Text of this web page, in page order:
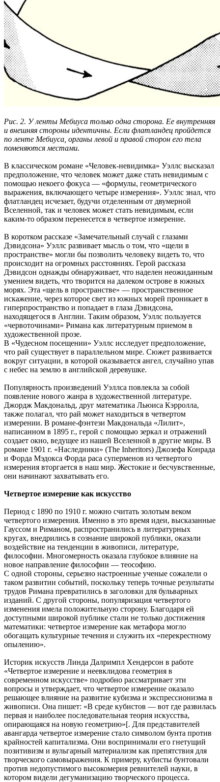
Рис. 2. У ленты Мебиуса только одна сторона. Ее внутренняя
и внешняя стороны идентичны. Если флатландец пройдется
по ленте Мебиуса, органы левой и правой сторон его тела
поменяются местами.
В классическом романе «Человек-невидимка» Уэллс высказал
предположение, что человек может даже стать невидимым с
помощью некоего фокуса — «формулы, геометрического
выражения, включающего четыре измерения». Уэллс знал, что
флатландец исчезает, будучи отделенным от двумерной
Вселенной, так и человек может стать невидимым, если
каким-то образом перенесется в четвертое измерение.
В коротком рассказе «Замечательный случай с глазами
Дэвидсона» Уэллс развивает мысль о том, что «щели в
пространстве» могли бы позволить человеку видеть то, что
происходит на огромных расстояниях. Герой рассказа
Дэвидсон однажды обнаруживает, что наделен неожиданным
умением видеть, что творится на далеком острове в южных
морях. Эта «щель в пространстве» — пространственное
искажение, через которое свет из южных морей проникает в
гиперпространство и попадает в глаза Дэвидсона,
находящегося в Англии. Таким образом, Уэллс пользуется
«червоточинами» Римана как литературным приемом в
художественной прозе.
В «Чудесном посещении» Уэллс исследует предположение,
что рай существует в параллельном мире. Сюжет развивается
вокруг ситуации, в которой оказывается ангел, случайно упав
с небес на землю в английской деревушке.
Популярность произведений Уэллса повлекла за собой
появление нового жанра в художественной литературе.
Джордж Макдональд, друг математика Льюиса Кэрролла,
также полагал, что рай может находиться в четвертом
измерении. В романе-фэнтези Макдональда «Лилит»,
написанном в 1895 г., герой с помощью зеркал и отражений
создает окно, ведущее из нашей Вселенной в другие миры. В
романе 1901 г. «Наследники» (The Inheritors) Джозефа Конрада
и Форда Мэдокса Форда раса суперменов из четвертого
измерения вторгается в наш мир. Жестокие и бесчувственные,
они начинают захватывать его.
Четвертое измерение как искусство
Период с 1890 по 1910 г. можно считать золотым веком
четвертого измерения. Именно в это время идеи, высказанные
Гауссом и Риманом, распространились в литературных
кругах, внедрились в сознание широкой публики, оказали
воздействие на тенденции в живописи, литературе,
философии. Многомерность оказала глубокое влияние на
новое направление философии — теософию.
С одной стороны, серьезно настроенные ученые сожалели о
таком развитии событий, поскольку теперь точные результаты
трудов Римана превратились в заголовки для бульварных
изданий. С другой стороны, популяризация четвертого
изменения имела положительную сторону. Благодаря ей
доступными широкой публике стали не только достижения
математики: четвертое измерение как метафора могло
обогащать культурные течения и служить их «перекрестному
опылению».
Историк искусств Линда Далримпл Хендерсон в работе
«Четвертое измерение и неевклидова геометрия в
современном искусстве» подробно рассматривает эти
вопросы и утверждает, что четвертое измерение оказало
решающее влияние на развитие кубизма и экспрессионизма в
живописи. Она пишет: «В среде кубистов — вот где развилась
первая и наиболее последовательная теория искусства,
опирающаяся на новую геометрию»[. Для представителей
авангарда четвертое измерение стало символом бунта против
крайностей капитализма. Они воспринимали его гнетущий
позитивизм и вульгарный материализм как препятствия для
творческого самовыражения. К примеру, кубисты бунтовали
против недопустимого высокомерия ревнителей науки, в
котором видели дегуманизацию творческого процесса.